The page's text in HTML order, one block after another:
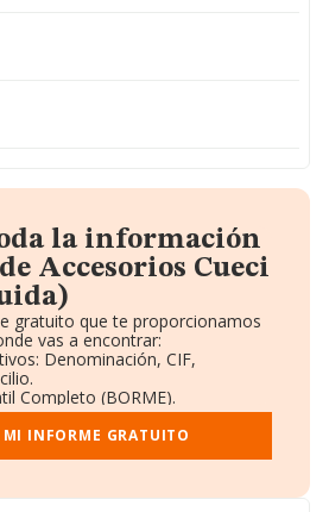
la información
Accesorios Cueci
gratuito que te proporcionamos
vas a encontrar:
Denominación, CIF,
Completo (BORME).
Ventas y Empleados.
y Administradores.
MI INFORME GRATUITO